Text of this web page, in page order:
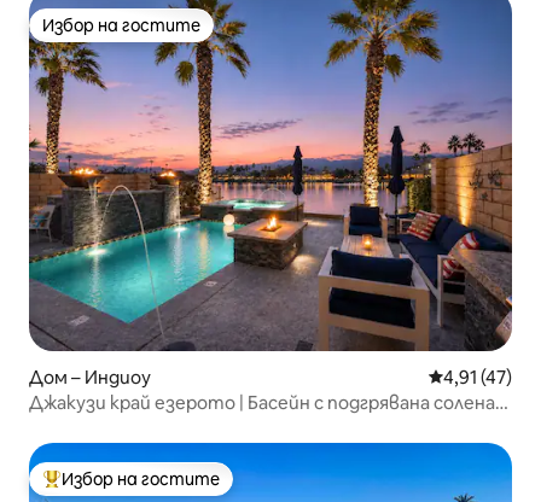
Избор на гостите
Избор на гостите
Дом – Индиоу Средна
4,91 (47)
Джакузи край езерото | Басейн с подгрявана солена
Най-популярен избор на гостите
Избор на гостите